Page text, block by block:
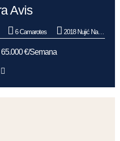
Avis
6 Camarotes 2018 Nujić Nautika
€/Semana